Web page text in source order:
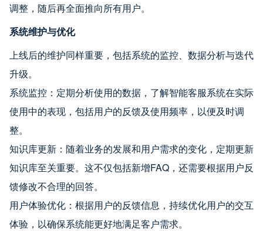
调整，随后再全面推向所有用户。
系统维护与优化
上线后的维护同样重要，包括系统的监控、数据分析与迭代
升级。
系统监控：定期分析使用的数据，了解智能客服系统在实际
使用中的表现，包括用户的反馈及使用频率，以便及时调
整。
知识库更新：随着业务的发展和用户需求的变化，定期更新
知识库至关重要。这不仅包括新增FAQ，还需要根据用户反
馈修改不合理的回答。
用户体验优化：根据用户的反馈信息，持续优化用户的交互
体验，以确保系统能更好地满足客户需求。